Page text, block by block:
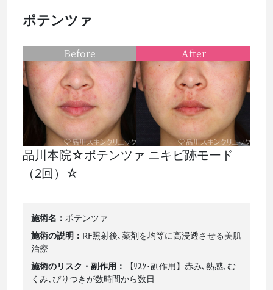
ポテンツァ
品川本院☆ポテンツァ ニキビ跡モード
（2回）☆
施術名
ポテンツァ
施術の説明
RF照射後､薬剤を均等に高浸透させる美肌
治療
施術のリスク・副作用
【ﾘｽｸ･副作用】赤み､熱感､む
くみ､ぴりつきが数時間から数日
Before After